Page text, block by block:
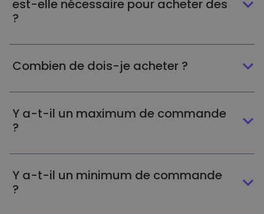
est-elle nécessaire pour acheter des
?
Combien de dois-je acheter ?
Y a-t-il un maximum de commande
?
Y a-t-il un minimum de commande
?